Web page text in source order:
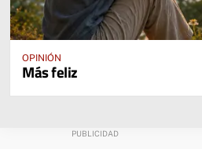
OPINIÓN
Más feliz